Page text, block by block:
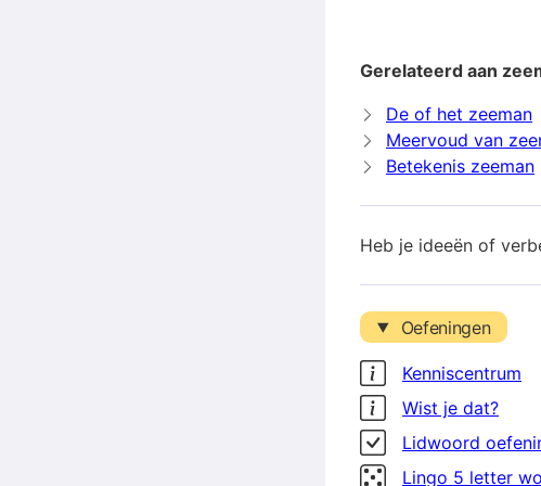
Gerelateerd aan
De of het zeeman
Meervoud van
Betekenis zeeman
Heb je ideeën of
Oefeningen
Kenniscentrum
Wist je dat?
Lidwoord
Lingo 5 letter